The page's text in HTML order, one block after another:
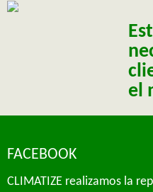
el
FACEBOOK
CLIMATIZE realizamos la